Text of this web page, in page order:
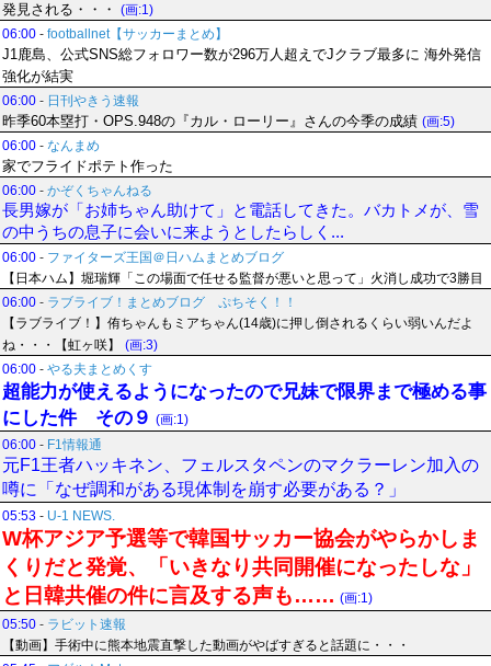
発見される・・・
(画:1)
06:00 - footballnet【サッカーまとめ】
J1鹿島、公式SNS総フォロワー数が296万人超えでJクラブ最多に 海外発信
強化が結実
06:00 - 日刊やきう速報
昨季60本塁打・OPS.948の『カル・ローリー』さんの今季の成績 (画:5)
06:00 - なんまめ
家でフライドポテト作った
06:00 - かぞくちゃんねる
長男嫁が「お姉ちゃん助けて」と電話してきた。バカトメが、雪
の中うちの息子に会いに来ようとしたらしく...
06:00 - ファイターズ王国＠日ハムまとめブログ
【日本ハム】堀瑞輝「この場面で任せる監督が悪いと思って」火消し成功で3勝目
06:00 - ラブライブ！まとめブログ ぷちそく！！
【ラブライブ！】侑ちゃんもミアちゃん(14歳)に押し倒されるくらい弱いんだよ
ね・・・【虹ヶ咲】
(画:3)
06:00 - やる夫まとめくす
超能力が使えるようになったので兄妹で限界まで極める事
にした件 その９ (画:1)
06:00 - F1情報通
元F1王者ハッキネン、フェルスタペンのマクラーレン加入の
噂に「なぜ調和がある現体制を崩す必要がある？」
05:53 - U-1 NEWS.
W杯アジア予選等で韓国サッカー協会がやらかしま
くりだと発覚、「いきなり共同開催になったしな」
と日韓共催の件に言及する声も…… (画:1)
05:50 - ラビット速報
【動画】手術中に熊本地震直撃した動画がやばすぎると話題に・・・